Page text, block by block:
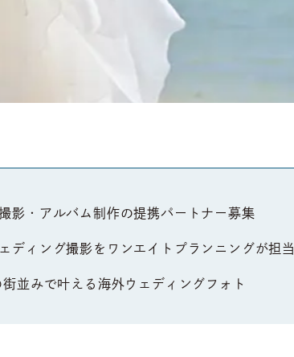
影・アルバム制作の提携パートナー募集
ィング撮影をワンエイトプランニングが担当
並みで叶える海外ウェディングフォト